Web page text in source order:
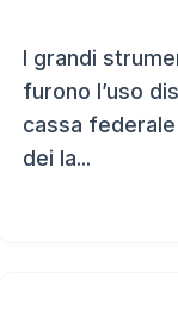
I grandi
furono l’uso
cassa
dei la...